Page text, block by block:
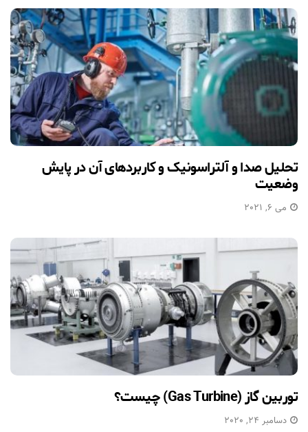
تحلیل صدا و آلتراسونیک و کاربردهای آن در پایش
وضعیت
می 6, 2021
توربین گاز (Gas Turbine) چیست؟
دسامبر 24, 2020